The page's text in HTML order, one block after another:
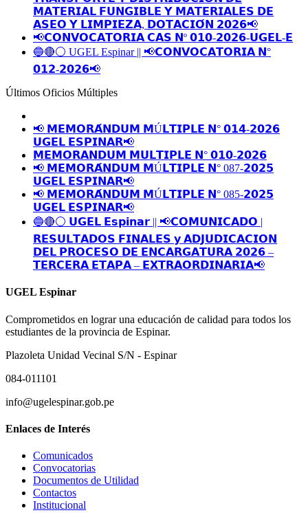
𝗠𝗔𝗧𝗘𝗥𝗜𝗔𝗟 𝗙𝗨𝗡𝗚𝗜𝗕𝗟𝗘 𝗬 𝗠𝗔𝗧𝗘𝗥𝗜𝗔𝗟𝗘𝗦 𝗗𝗘
𝗔𝗦𝗘𝗢 𝗬 𝗟𝗜𝗠𝗣𝗜𝗘𝗭𝗔, 𝗗𝗢𝗧𝗔𝗖𝗜𝗢́𝗡 𝟮𝟬𝟮𝟲📢
📢𝗖𝗢𝗡𝗩𝗢𝗖𝗔𝗧𝗢𝗥𝗜𝗔 𝗖𝗔𝗦 𝗡º 𝟬𝟭𝟬-𝟮𝟬𝟮𝟲-𝗨𝗚𝗘𝗟-𝗘
🔵🔴⚪️ UGEL Espinar || 📢𝗖𝗢𝗡𝗩𝗢𝗖𝗔𝗧𝗢𝗥𝗜𝗔 𝗡°
𝟬𝟭𝟮-𝟮𝟬𝟮𝟲📢
Últimos Oficios Múltiples
📢 𝗠𝗘𝗠𝗢𝗥𝗔́𝗡𝗗𝗨𝗠 𝗠Ú𝗟𝗧𝗜𝗣𝗟𝗘 𝗡° 𝟬𝟭𝟰-𝟮𝟬𝟮𝟲
𝗨𝗚𝗘𝗟 𝗘𝗦𝗣𝗜𝗡𝗔𝗥📢
𝗠𝗘𝗠𝗢𝗥𝗔𝗡𝗗𝗨𝗠 𝗠𝗨𝗟𝗧𝗜𝗣𝗟𝗘 𝗡° 𝟬𝟭𝟬-𝟮𝟬𝟮𝟲
📢 𝗠𝗘𝗠𝗢𝗥𝗔́𝗡𝗗𝗨𝗠 𝗠Ú𝗟𝗧𝗜𝗣𝗟𝗘 𝗡° 087-𝟮𝟬𝟮𝟱
𝗨𝗚𝗘𝗟 𝗘𝗦𝗣𝗜𝗡𝗔𝗥📢
📢 𝗠𝗘𝗠𝗢𝗥𝗔́𝗡𝗗𝗨𝗠 𝗠Ú𝗟𝗧𝗜𝗣𝗟𝗘 𝗡° 085-𝟮𝟬𝟮𝟱
𝗨𝗚𝗘𝗟 𝗘𝗦𝗣𝗜𝗡𝗔𝗥📢
🔵🔴⚪️ 𝗨𝗚𝗘𝗟 𝗘𝘀𝗽𝗶𝗻𝗮𝗿 || 📢𝗖𝗢𝗠𝗨𝗡𝗜𝗖𝗔𝗗𝗢 |
𝗥𝗘𝗦𝗨𝗟𝗧𝗔𝗗𝗢𝗦 𝗙𝗜𝗡𝗔𝗟𝗘𝗦 𝘆 𝗔𝗗𝗝𝗨𝗗𝗜𝗖𝗔𝗖𝗜𝗢𝗡
𝗗𝗘𝗟 𝗣𝗥𝗢𝗖𝗘𝗦𝗢 𝗗𝗘 𝗘𝗡𝗖𝗔𝗥𝗚𝗔𝗧𝗨𝗥𝗔 𝟮𝟬𝟮𝟲 –
𝗧𝗘𝗥𝗖𝗘𝗥𝗔 𝗘𝗧𝗔𝗣𝗔 – 𝗘𝗫𝗧𝗥𝗔𝗢𝗥𝗗𝗜𝗡𝗔𝗥𝗜𝗔📢
UGEL Espinar
Comprometidos en lograr una educación de calidad para todos los
estudiantes de la provincia de Espinar.
Plazoleta Unidad Vecinal S/N - Espinar
084-011101
info@ugelespinar.gob.pe
Enlaces de Interés
Comunicados
Convocatorias
Documentos de Utilidad
Contactos
Institucional